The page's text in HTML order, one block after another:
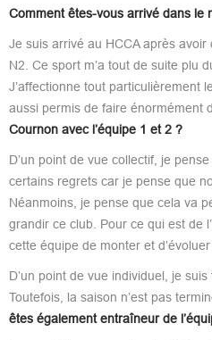
Comment êtes-vous arrivé dans le
Je suis arrivé au HCCA après
N2. Ce sport m’a tout de suite plu
J’affectionne tout particulièrement
aussi permis de faire énormément
Cournon avec l’équipe 1 et 2 ?
D’un point de vue collectif, je
certains regrets car je pense que
Néanmoins, je pense que cela va
grandir ce club. Pour ce qui est de
cette équipe de monter et
D’un point de vue individuel, je
Toutefois, la saison n’est pas
êtes également entraîneur de